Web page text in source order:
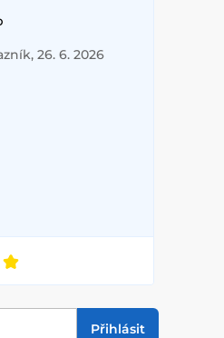
26. 6. 2026
Přihlásit